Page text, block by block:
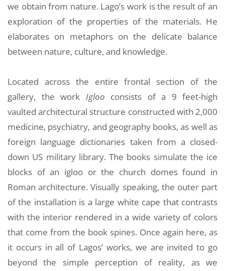
we obtain from nature. Lago’s work is the result of an
exploration of the properties of the materials. He
elaborates on metaphors on the delicate balance
between nature, culture, and knowledge.
Located across the entire frontal section of the
gallery, the work Igloo consists of a 9 feet-high
vaulted architectural structure constructed with 2,000
medicine, psychiatry, and geography books, as well as
foreign language dictionaries taken from a closed-
down US military library. The books simulate the ice
blocks of an igloo or the church domes found in
Roman architecture. Visually speaking, the outer part
of the installation is a large white cape that contrasts
with the interior rendered in a wide variety of colors
that come from the book spines. Once again here, as
it occurs in all of Lagos’ works, we are invited to go
beyond the simple perception of reality, as we